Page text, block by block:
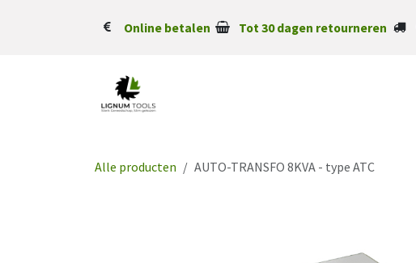
Online betalen Tot 30 dagen retourneren
Alle producten AUTO-TRANSFO 8KVA - type ATC